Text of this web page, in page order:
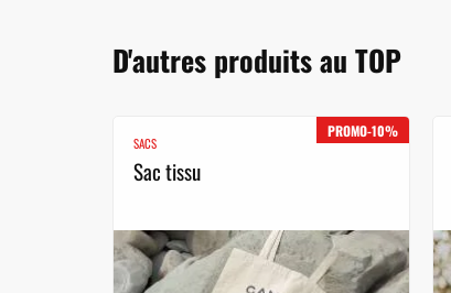
D'autres produits au TOP
PROMO-10%
SACS
Sac tissu